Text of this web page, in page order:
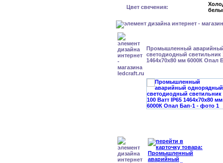
Цвет свечения:
Промышленный
светодиодный светильник
1464x70x80 мм 6000К Опал